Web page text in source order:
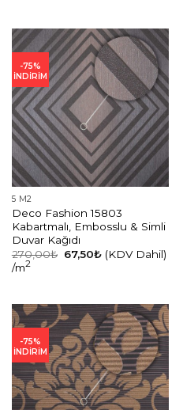
-75%
İNDİRİM
5 M2
Deco Fashion 15803
Kabartmalı, Embosslu & Simli
Duvar Kağıdı
270,00₺ Orijinal
fiyat:
67,50₺Şu
andaki
(KDV Dahil)
/m2
-75%
İNDİRİM